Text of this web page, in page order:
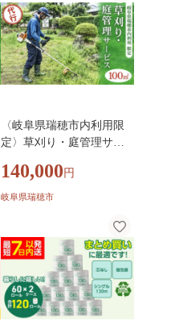
き家 一軒家 岐阜 瑞穂市
〈岐阜県瑞穂市内利用限
定〉草刈り・庭管理サー
掃除代行 代行サービス 草
刈り 庭 実家 空き家 岐阜
140,000 円
岐阜県瑞穂市